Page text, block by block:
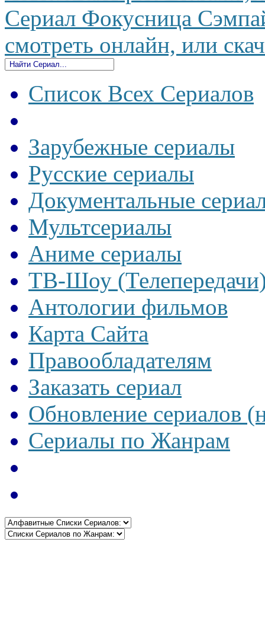
Сериал Фокусница
смотреть онлайн, или
Список Всех Сериалов
Зарубежные сериалы
Русские сериалы
Документальные
Мультсериалы
Аниме сериалы
ТВ-Шоу
Антологии фильмов
Карта Сайта
Правообладателям
Заказать сериал
Обновление сериалов
Сериалы по Жанрам